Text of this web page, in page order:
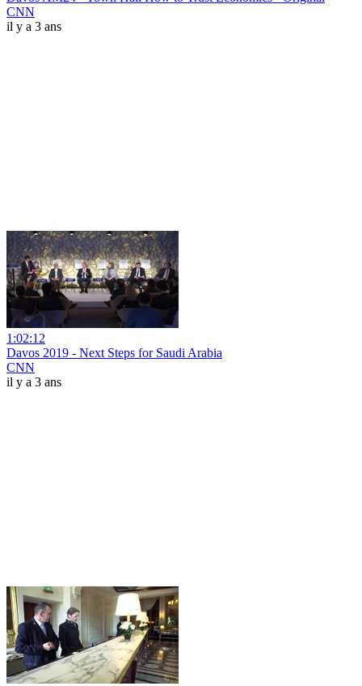
CNN
il y a 3 ans
1:02:12
Davos 2019 - Next Steps for Saudi Arabia
CNN
il y a 3 ans